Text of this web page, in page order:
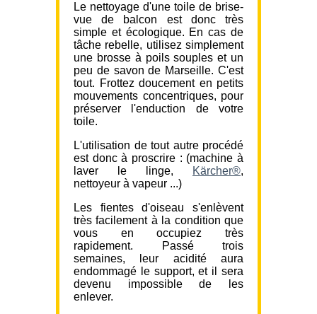
Le nettoyage d'une toile de brise-
vue de balcon est donc très
simple et écologique. En cas de
tâche rebelle, utilisez simplement
une brosse à poils souples et un
peu de savon de Marseille. C'est
tout. Frottez doucement en petits
mouvements concentriques, pour
préserver l'enduction de votre
toile.
L'utilisation de tout autre procédé
est donc à proscrire : (machine à
laver le linge,
Kärcher®,
nettoyeur à vapeur ...)
Les fientes d'oiseau s'enlèvent
très facilement à la condition que
vous en occupiez très
rapidement. Passé trois
semaines, leur acidité aura
endommagé le support, et il sera
devenu impossible de les
enlever.